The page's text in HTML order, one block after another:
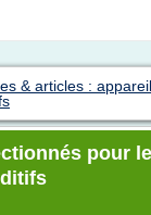
& articles :
pour